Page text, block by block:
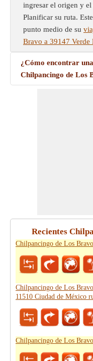
ingresar el origen y
Planificar su ruta.
punto medio de su
Bravo a 39147 Verde
¿Cómo encontrar
Chilpancingo de Los
Recientes
Chilpancingo de Los
Chilpancingo de Los
11510 Ciudad de México
Chilpancingo de Los